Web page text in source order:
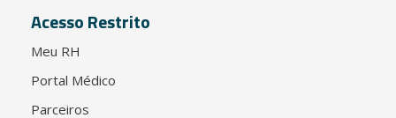
Acesso Restrito
Meu RH
Portal Médico
Parceiros